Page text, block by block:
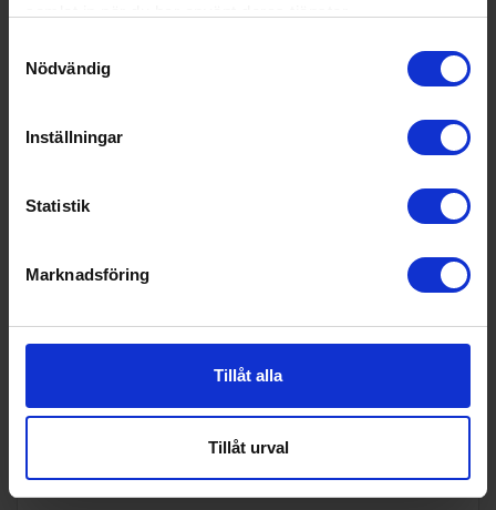
Nödvändig
Inställningar
Statistik
Marknadsföring
Tillåt alla
Tillåt urval
SmegKLF03CREU - Creme